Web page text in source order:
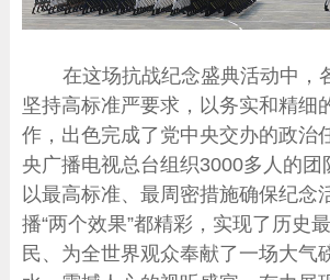
在这场抗战纪念盛典活动中，
坚持高标准严要求，以务实和精细
作，出色完成了党中央交办的政治
央广播电视总台组织3000多人的团
以最高标准、最周密措施确保纪念
播“两个效果”都精彩，实现了历史
民、为全世界观众奉献了一场大气